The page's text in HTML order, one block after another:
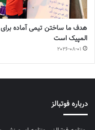
هدف ما ساختن تیمی آماده برای
المپیک است
2026-08-01
درباره فوتبالز